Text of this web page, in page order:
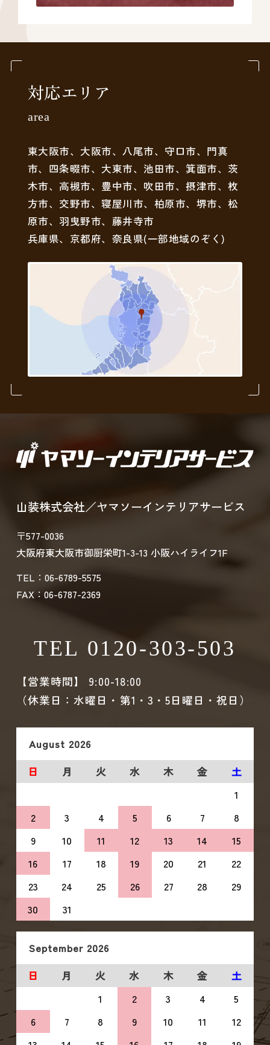
対応エリア
area
東大阪市、大阪市、八尾市、守口市、門真
市、四条畷市、大東市、池田市、箕面市、茨
木市、高槻市、豊中市、吹田市、摂津市、枚
方市、交野市、寝屋川市、柏原市、堺市、松
原市、羽曳野市、藤井寺市
兵庫県、京都府、奈良県(一部地域のぞく)
山装株式会社／ヤマソーインテリアサービス
〒577-0036
大阪府東大阪市御厨栄町1-3-13 小阪ハイライフ1F
TEL：06-6789-5575
FAX：06-6787-2369
TEL 0120-303-503
【営業時間】 9:00-18:00
（休業日：水曜日・第1・3・5日曜日・祝日）
August 2026
日
月 火 水 木 金
土
1
2
3 4 5 6 7
8
9
10 11 12 13 14
15
16
17 18 19 20 21
22
23
24 25 26 27 28
29
30
31
September 2026
日
月 火 水 木 金
土
1
2 3 4
5
6
7 8 9 10 11
12